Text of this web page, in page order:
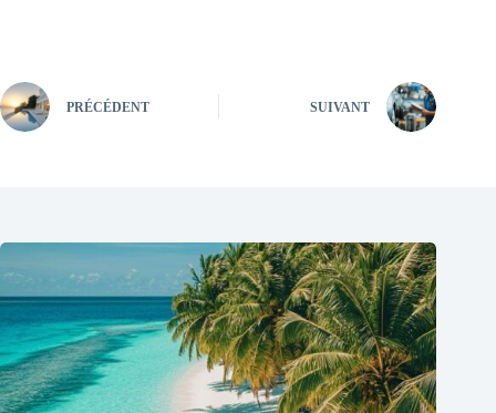
PRÉCÉDENT SUIVANT